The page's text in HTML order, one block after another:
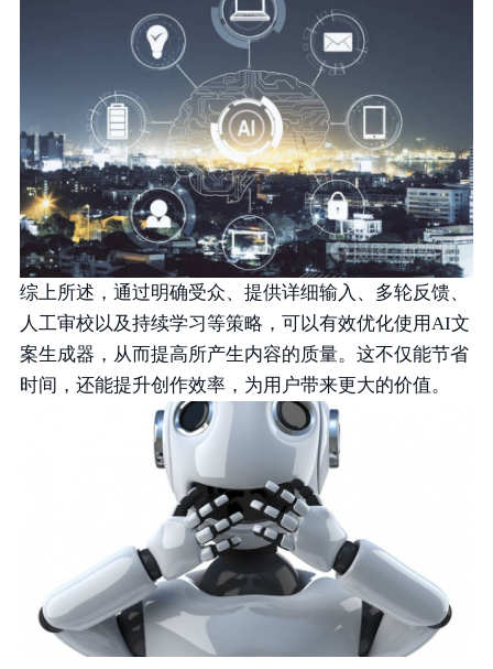
综上所述，通过明确受众、提供详细输入、多轮反馈、
人工审校以及持续学习等策略，可以有效优化使用AI文
案生成器，从而提高所产生内容的质量。这不仅能节省
时间，还能提升创作效率，为用户带来更大的价值。